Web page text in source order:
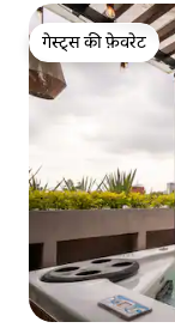
गेस्ट्स की फ़ेवरेट
गेस्ट्स की फ़ेवरेट